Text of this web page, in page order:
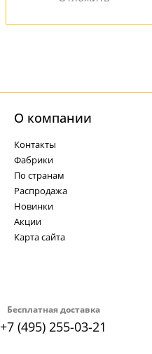
Бесплатная доставка
+7 (495) 255-03-21
О компании
Контакты
Фабрики
По странам
Распродажа
Новинки
Акции
Карта сайта